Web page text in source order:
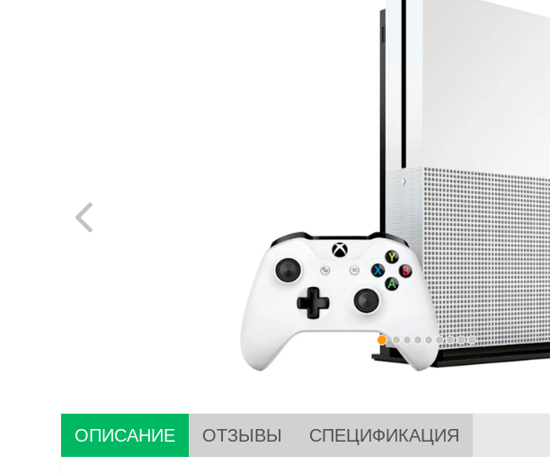
ОПИСАНИЕ ОТЗЫВЫ СПЕЦИФИКАЦИЯ